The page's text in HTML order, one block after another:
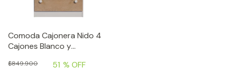
Comoda Cajonera Nido 4
Cajones Blanco y
$849.900 51 % OFF